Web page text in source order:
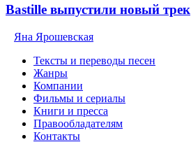
Bastille выпустили новый трек
Яна Ярошевская
Тексты и переводы песен
Жанры
Компании
Фильмы и сериалы
Книги и пресса
Правообладателям
Контакты